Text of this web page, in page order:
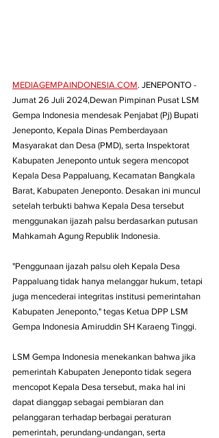
MEDIAGEMPAINDONESIA.COM. JENEPONTO -
Jumat 26 Juli 2024,Dewan Pimpinan Pusat LSM
Gempa Indonesia mendesak Penjabat (Pj) Bupati
Jeneponto, Kepala Dinas Pemberdayaan
Masyarakat dan Desa (PMD), serta Inspektorat
Kabupaten Jeneponto untuk segera mencopot
Kepala Desa Pappaluang, Kecamatan Bangkala
Barat, Kabupaten Jeneponto. Desakan ini muncul
setelah terbukti bahwa Kepala Desa tersebut
menggunakan ijazah palsu berdasarkan putusan
Mahkamah Agung Republik Indonesia.
"Penggunaan ijazah palsu oleh Kepala Desa
Pappaluang tidak hanya melanggar hukum, tetapi
juga mencederai integritas institusi pemerintahan
Kabupaten Jeneponto," tegas Ketua DPP LSM
Gempa Indonesia Amiruddin SH Karaeng Tinggi.
LSM Gempa Indonesia menekankan bahwa jika
pemerintah Kabupaten Jeneponto tidak segera
mencopot Kepala Desa tersebut, maka hal ini
dapat dianggap sebagai pembiaran dan
pelanggaran terhadap berbagai peraturan
pemerintah, perundang-undangan, serta